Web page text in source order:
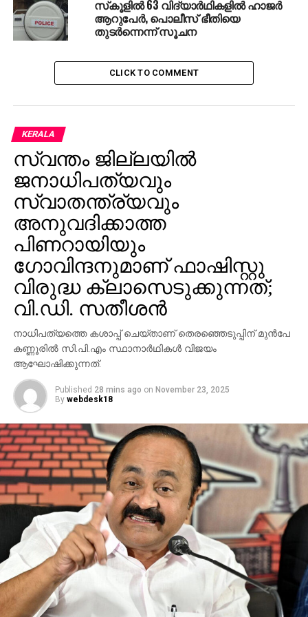
സ്‌കൂളില്‍ 63 വിദ്യാര്‍ഥികളില്‍ ഹാജര്‍
ആറുപേര്‍, പൊലീസ് ഭീതിയെ
തുടര്‍ന്നെന്ന് സൂചന
CLICK TO COMMENT
KERALA
സ്വന്തം ജില്ലയില്‍
ജനാധിപത്യവും
സ്വാതന്ത്ര്യവും
അനുവദിക്കാത്ത
പിണറായിയും
ഗോവിന്ദനുമാണ് ഫാഷിസ്റ്റു
വിരുദ്ധ ക്ലാസെടുക്കുന്നത്;
വി.ഡി. സതീശന്‍
നാധിപത്യത്തെ കശാപ്പ് ചെയ്താണ് തെരഞ്ഞെടുപ്പിന് മുന്‍പേ
കണ്ണൂരില്‍ സി.പി.എം സ്ഥാനാര്‍ഥികള്‍ വിജയം
ആഘോഷിക്കുന്നത്.
Published 28 mins ago on November 23, 2025
By webdesk18